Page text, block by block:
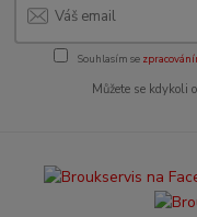
Souhlasím se
Můžete se